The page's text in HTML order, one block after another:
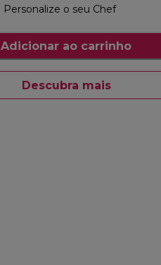
Personalize o seu Chef
Adicionar ao carrinho
Descubra mais